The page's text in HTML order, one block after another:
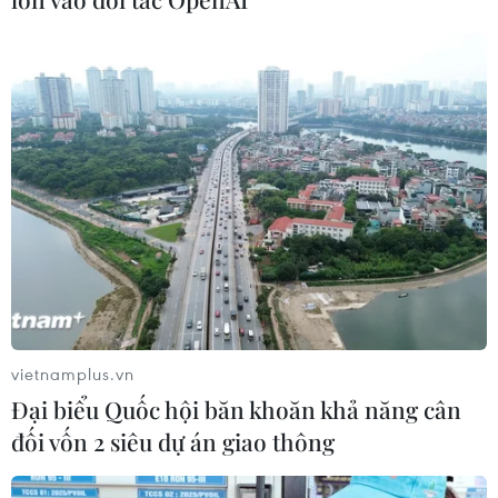
Phó Tổng Biên tập: NGUYỄN THỊ TÁM, KHÚC THANH
THỦY
Sở hữu trí tuệ
Quy định sử dụng
RSS
Hỗ trợ
Ngôn ngữ
TTXVN
Quảng cáo
Liên hệ
Giấy phép số: 1374/GP-BTTTT do Bộ Thông tin và Truyền thông
cấp ngày 11/9/2008.
Quảng cáo: Phó TBT Nguyễn Thị Tám: 093.5958688, Email:
vietnamplus.vn
Đại biểu Quốc hội băn khoăn khả năng cân
đối vốn 2 siêu dự án giao thông